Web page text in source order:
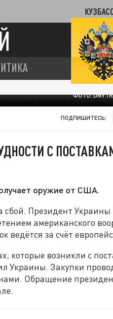
ФОТО:
ПОДПИШИТЕСЬ:
С
оружие от США.
сбой. Президент
американского
ведётся за счёт
которые возникли с
Украины. Закупки
Обращение